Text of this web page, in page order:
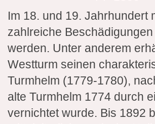
Im 18. und 19. Jahrhundert
zahlreiche
werden. Unter anderem
Westturm seinen
Turmhelm (1779-1780),
alte Turmhelm 1774 durch
vernichtet wurde. Bis 1892